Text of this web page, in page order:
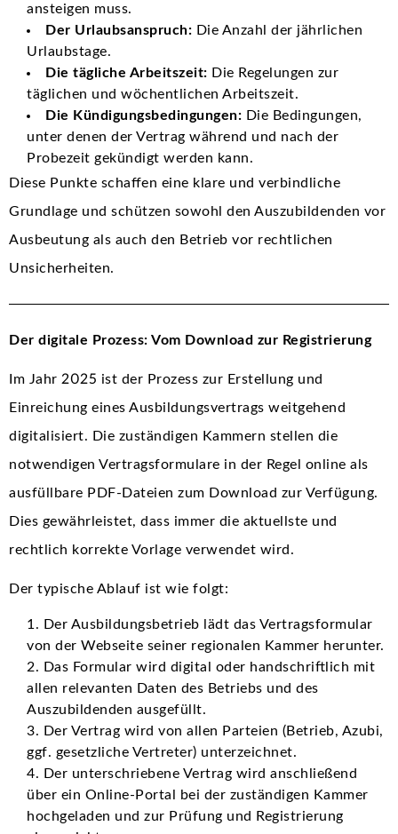
ansteigen muss.
Der Urlaubsanspruch: Die Anzahl der jährlichen
Urlaubstage.
Die tägliche Arbeitszeit: Die Regelungen zur
täglichen und wöchentlichen Arbeitszeit.
Die Kündigungsbedingungen: Die Bedingungen,
unter denen der Vertrag während und nach der
Probezeit gekündigt werden kann.
Diese Punkte schaffen eine klare und verbindliche
Grundlage und schützen sowohl den Auszubildenden vor
Ausbeutung als auch den Betrieb vor rechtlichen
Unsicherheiten.
Der digitale Prozess: Vom Download zur Registrierung
Im Jahr 2025 ist der Prozess zur Erstellung und
Einreichung eines Ausbildungsvertrags weitgehend
digitalisiert. Die zuständigen Kammern stellen die
notwendigen Vertragsformulare in der Regel online als
ausfüllbare PDF-Dateien zum Download zur Verfügung.
Dies gewährleistet, dass immer die aktuellste und
rechtlich korrekte Vorlage verwendet wird.
Der typische Ablauf ist wie folgt:
Der Ausbildungsbetrieb lädt das Vertragsformular
von der Webseite seiner regionalen Kammer herunter.
Das Formular wird digital oder handschriftlich mit
allen relevanten Daten des Betriebs und des
Auszubildenden ausgefüllt.
Der Vertrag wird von allen Parteien (Betrieb, Azubi,
ggf. gesetzliche Vertreter) unterzeichnet.
Der unterschriebene Vertrag wird anschließend
über ein Online-Portal bei der zuständigen Kammer
hochgeladen und zur Prüfung und Registrierung